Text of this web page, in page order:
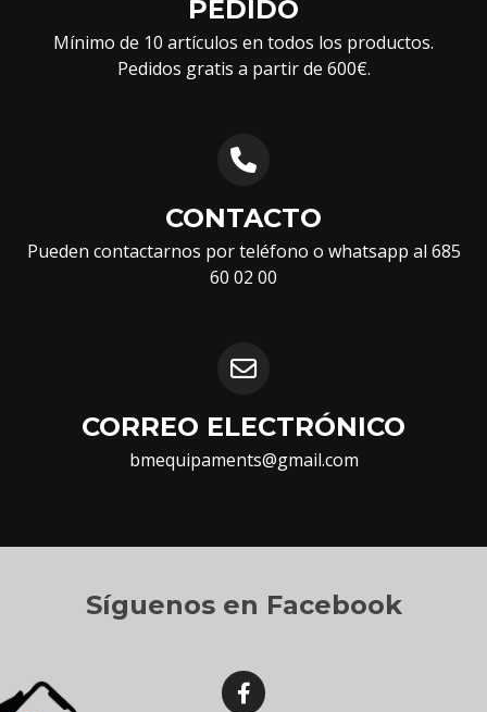
PEDIDO
Mínimo de 10 artículos en todos los productos.
Pedidos gratis a partir de 600€.
CONTACTO
Pueden contactarnos por teléfono o whatsapp al 685
60 02 00
CORREO ELECTRÓNICO
bmequipaments@gmail.com
Síguenos en Facebook